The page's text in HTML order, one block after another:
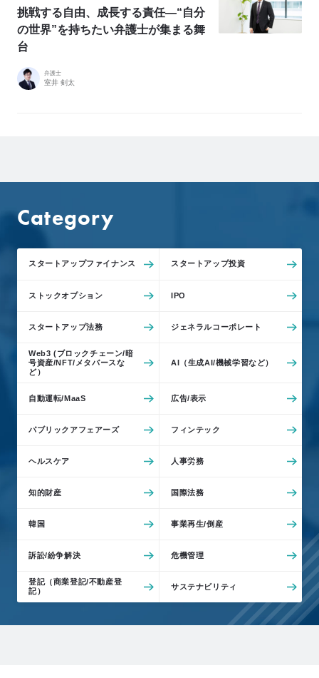
挑戦する自由、成長する責任—“自分
の世界”を持ちたい弁護士が集まる舞
台
弁護士
室井 剣太
Category
スタートアップファイナンス スタートアップ投資
ストックオプション IPO
スタートアップ法務 ジェネラルコーポレート
Web3 (ブロックチェーン/暗
号資産/NFT/メタバースな
ど）
AI（生成AI/機械学習など）
自動運転/MaaS 広告/表示
パブリックアフェアーズ フィンテック
ヘルスケア 人事労務
知的財産 国際法務
韓国 事業再生/倒産
訴訟/紛争解決 危機管理
登記（商業登記/不動産登
記）
サステナビリティ